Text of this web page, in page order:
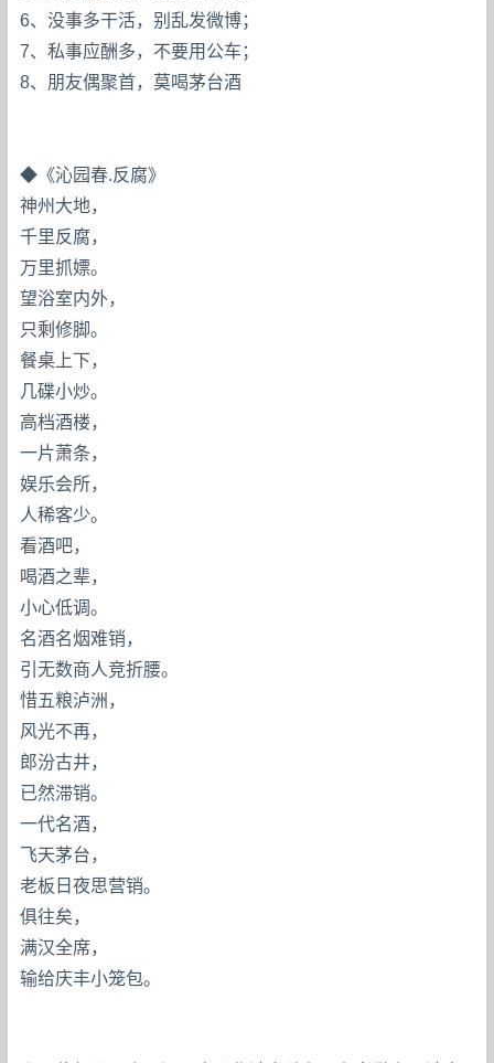
6、没事多干活，别乱发微博；
7、私事应酬多，不要用公车；
8、朋友偶聚首，莫喝茅台酒
◆《沁园春.反腐》
神州大地，
千里反腐，
万里抓嫖。
望浴室内外，
只剩修脚。
餐桌上下，
几碟小炒。
高档酒楼，
一片萧条，
娱乐会所，
人稀客少。
看酒吧，
喝酒之辈，
小心低调。
名酒名烟难销，
引无数商人竞折腰。
惜五粮泸洲，
风光不再，
郎汾古井，
已然滞销。
一代名酒，
飞天茅台，
老板日夜思营销。
俱往矣，
满汉全席，
输给庆丰小笼包。